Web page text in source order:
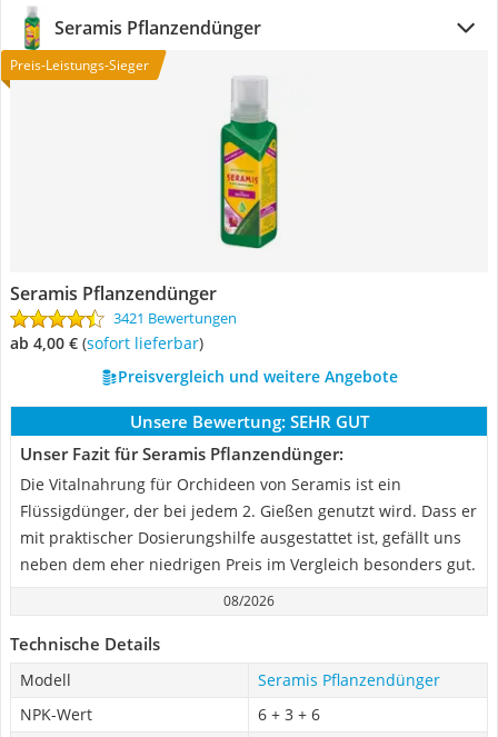
Seramis Pflanzendünger
Preis-Leistungs-Sieger
Seramis Pflanzendünger
3421 Bewertungen
ab 4,00 € ( Sofort lieferbar)
Preisvergleich und weitere Angebote
Unsere Bewertung: SEHR GUT
Unser Fazit für Seramis Pflanzendünger:
Die Vitalnahrung für Orchideen von Seramis ist ein
Flüssigdünger, der bei jedem 2. Gießen genutzt wird. Dass er
mit praktischer Dosierungshilfe ausgestattet ist, gefällt uns
neben dem eher niedrigen Preis im Vergleich besonders gut.
08/2026
Technische Details
Modell
Seramis Pflanzendünger
NPK-Wert
6 + 3 + 6